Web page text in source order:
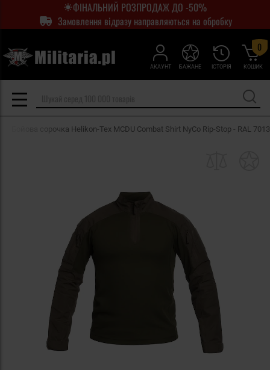
ФІНАЛЬНИЙ РОЗПРОДАЖ ДО -50%
Замовлення відразу направляються на обробку
АКАУНТ ІСТОРІЯ
БАЖАНЕ КОШИК
0
Бойова сорочка Helikon-Tex MCDU Combat Shirt NyCo Rip-Stop - RAL 7013